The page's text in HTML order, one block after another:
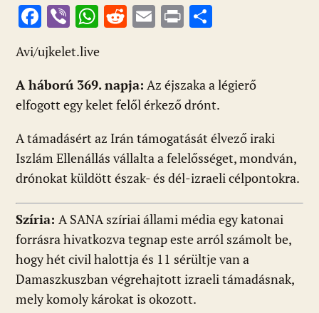
F
ac
e
b
o
o
k
Vi
b
er
W
at
s
A
p
p
R
di
t
E
l
Pr
m
e
g
Avi/ujkelet.live
A háború 369. napja: Az éjszaka a légierő
elfogott egy kelet felől érkező drónt.
A támadásért az Irán támogatását élvező iraki
Iszlám Ellenállás vállalta a felelősséget, mondván,
drónokat küldött észak- és dél-izraeli célpontokra.
Szíria: A SANA szíriai állami média egy katonai
forrásra hivatkozva tegnap este arról számolt be,
hogy hét civil halottja és 11 sérültje van a
Damaszkuszban végrehajtott izraeli támadásnak,
mely komoly károkat is okozott.